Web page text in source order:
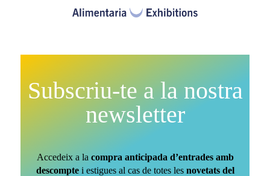
Subscriu-te a la nostra
newsletter
Accedeix a la compra anticipada d’entrades amb
descomptei estigues al cas de totes les novetats del